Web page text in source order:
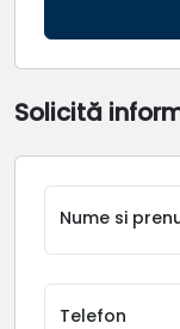
Solicită
Nume si
Telefon